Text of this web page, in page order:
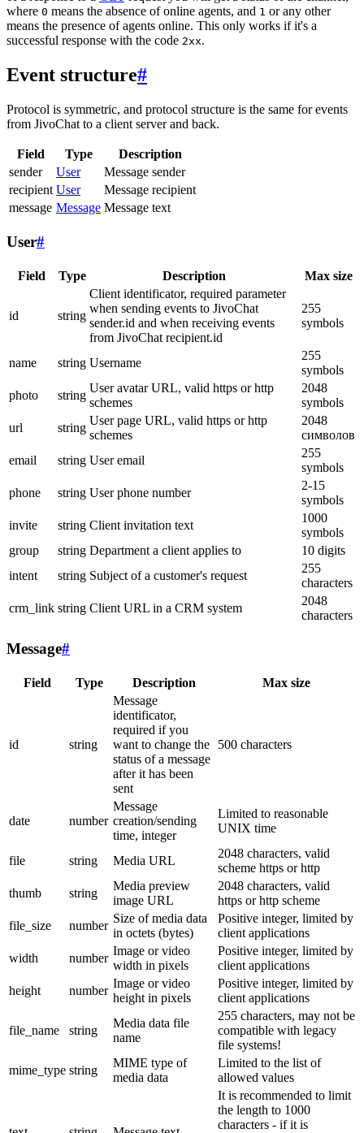
where 0 means the absence of online agents, and 1 or any other
means the presence of agents online. This only works if it's a
successful response with the code 2xx.
Event structure#
Protocol is symmetric, and protocol structure is the same for events
from JivoChat to a client server and back.
Field Type
Description
sender
User
Message sender
recipient User
Message recipient
message Message Message text
User#
Field Type Description Max size
id string
Client identificator, required parameter
when sending events to JivoChat
sender.id and when receiving events
from JivoChat recipient.id
255
symbols
name string Username
255
symbols
photo
string
User avatar URL, valid https or http
schemes
2048
symbols
url
string
User page URL, valid https or http
schemes
2048
символов
email
string User email
255
symbols
phone
string User phone number
2-15
symbols
invite
string Client invitation text
1000
symbols
group
string Department a client applies to
10 digits
intent
string Subject of a customer's request
255
characters
crm_link string Client URL in a CRM system
2048
characters
Message#
Field Type Description Max size
id string
Message
identificator,
required if you
want to change the
status of a message
after it has been
sent
500 characters
date number
Message
creation/sending
time, integer
Limited to reasonable
UNIX time
file string Media URL
2048 characters, valid
scheme https or http
thumb
string
Media preview
image URL
2048 characters, valid
https or http scheme
file_size
number
Size of media data
in octets (bytes)
Positive integer, limited by
client applications
width
number
Image or video
width in pixels
Positive integer, limited by
client applications
height
number
Image or video
height in pixels
Positive integer, limited by
client applications
file_name string
Media data file
name
255 characters, may not be
compatible with legacy
file systems!
mime_type string
MIME type of
media data
Limited to the list of
allowed values
It is recommended to limit
the length to 1000
characters - if it is